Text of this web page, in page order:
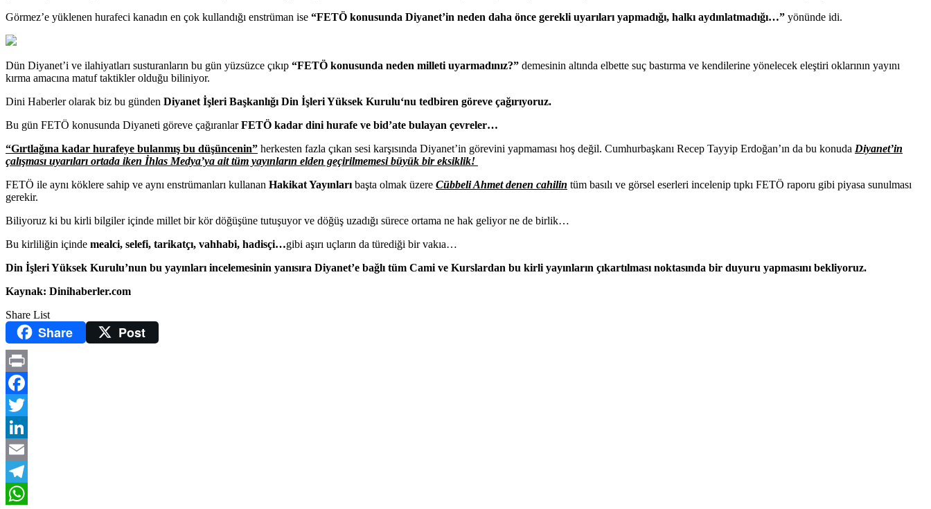
Görmez’e yüklenen hurafeci kanadın en çok kullandığı enstrüman ise “FETÖ konusunda Diyanet’in neden daha önce gerekli uyarıları yapmadığı, halkı aydınlatmadığı…” yönünde idi.
Dün Diyanet’i ve ilahiyatları susturanların bu gün yüzsüzce çıkıp “FETÖ konusunda neden milleti uyarmadınız?” demesinin altında elbette suç bastırma ve kendilerine yönelecek eleştiri oklarının yayını
kırma amacına matuf taktikler olduğu biliniyor.
Dini Haberler olarak biz bu günden Diyanet İşleri Başkanlığı Din İşleri Yüksek Kurulu‘nu tedbiren göreve çağırıyoruz.
Bu gün FETÖ konusunda Diyaneti göreve çağıranlarFETÖ kadar dini hurafe ve bid’ate bulayan çevreler…
“Gırtlağına kadar hurafeye bulanmış bu düşüncenin” herkesten fazla çıkan sesi karşısında Diyanet’in görevini yapmaması hoş değil. Cumhurbaşkanı Recep Tayyip Erdoğan’ın da bu konuda Diyanet’in
çalışması uyarıları ortada iken İhlas Medya’ya ait tüm yayınların elden geçirilmemesi büyük bir eksiklik!
FETÖ ile aynı köklere sahip ve aynı enstrümanları kullanan Hakikat Yayınları başta olmak üzere Cübbeli Ahmet denen cahilin tüm basılı ve görsel eserleri incelenip tıpkı FETÖ raporu gibi piyasa sunulması
gerekir.
Biliyoruz ki bu kirli bilgiler içinde millet bir kör döğüşüne tutuşuyor ve döğüş uzadığı sürece ortama ne hak geliyor ne de birlik…
Bu kirliliğin içinde mealci, selefi, tarikatçı, vahhabi, hadisçi…gibi aşırı uçların da türediği bir vakıa…
Din İşleri Yüksek Kurulu’nun bu yayınları incelemesinin yanısıra Diyanet’e bağlı tüm Cami ve Kurslardan bu kirli yayınların çıkartılması noktasında bir duyuru yapmasını bekliyoruz.
Kaynak: Dinihaberler.com
Share List
Share Post
Print
Facebook
Twitter
LinkedIn
Email
Telegram